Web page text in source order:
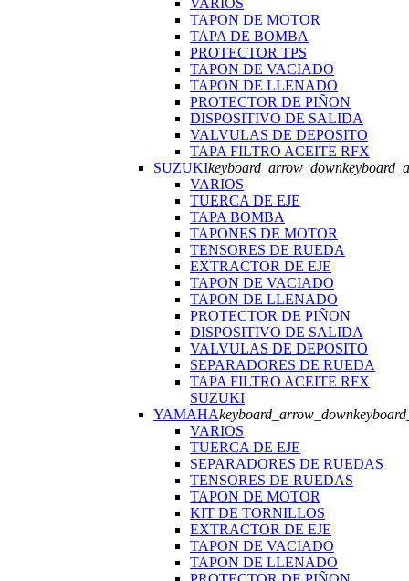
VARIOS
TAPON DE MOTOR
TAPA DE BOMBA
PROTECTOR TPS
TAPON DE VACIADO
TAPON DE LLENADO
PROTECTOR DE PIÑON
DISPOSITIVO DE SALIDA
VALVULAS DE DEPOSITO
TAPA FILTRO ACEITE RFX
SUZUKIkeyboard_arrow_down
VARIOS
TUERCA DE EJE
TAPA BOMBA
TAPONES DE MOTOR
TENSORES DE RUEDA
EXTRACTOR DE EJE
TAPON DE VACIADO
TAPON DE LLENADO
PROTECTOR DE PIÑON
DISPOSITIVO DE SALIDA
VALVULAS DE DEPOSITO
SEPARADORES DE RUEDA
TAPA FILTRO ACEITE RFX
SUZUKI
YAMAHAkeyboard_arrow_down
VARIOS
TUERCA DE EJE
SEPARADORES DE RUEDAS
TENSORES DE RUEDAS
TAPON DE MOTOR
KIT DE TORNILLOS
EXTRACTOR DE EJE
TAPON DE VACIADO
TAPON DE LLENADO